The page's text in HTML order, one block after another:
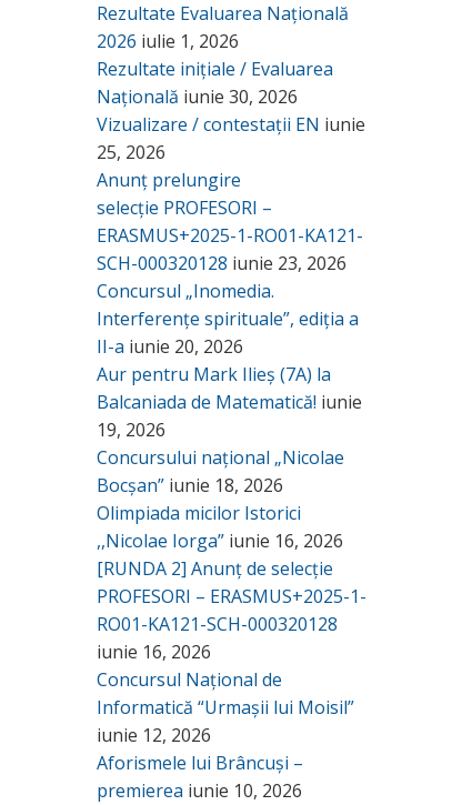
Rezultate Evaluarea Națională
2026 iulie 1, 2026
Rezultate inițiale / Evaluarea
Națională iunie 30, 2026
Vizualizare / contestații EN iunie
25, 2026
Anunț prelungire
selecție PROFESORI –
ERASMUS+2025-1-RO01-KA121-
SCH-000320128 iunie 23, 2026
Concursul „Inomedia.
Interferențe spirituale”, ediția a
II-a iunie 20, 2026
Aur pentru Mark Ilieș (7A) la
Balcaniada de Matematică! iunie
19, 2026
Concursului național „Nicolae
Bocșan” iunie 18, 2026
Olimpiada micilor Istorici
,,Nicolae Iorga” iunie 16, 2026
[RUNDA 2] Anunț de selecție
PROFESORI – ERASMUS+2025-1-
RO01-KA121-SCH-000320128
iunie 16, 2026
Concursul Național de
Informatică “Urmașii lui Moisil”
iunie 12, 2026
Aforismele lui Brâncuși –
premierea iunie 10, 2026